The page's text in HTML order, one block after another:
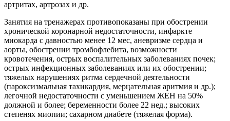
артритах, артрозах и др.
Занятия на тренажерах противопоказаны при обострении
хронической коронарной недостаточности, инфаркте
миокарда с давностью менее 12 мес, аневризме сердца и
аорты, обострении тромбофлебита, возможности
кровотечения, острых воспалительных заболеваниях почек;
острых инфекционных заболеваниях или их обострении;
тяжелых нарушениях ритма сердечной деятельности
(пароксизмальная тахикардия, мерцательная аритмия и др.);
легочной недостаточности с уменьшением ЖЕН на 50%
должной и более; беременности более 22 нед.; высоких
степенях миопии; сахарном диабете (тяжелая форма).